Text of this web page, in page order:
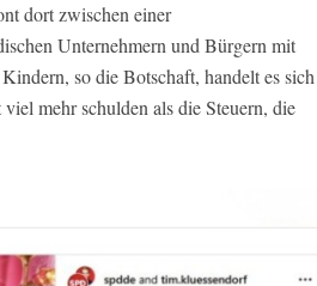
dort zwischen einer
Unternehmern und Bürgern mit
so die Botschaft, handelt es sich
mehr schulden als die Steuern, die